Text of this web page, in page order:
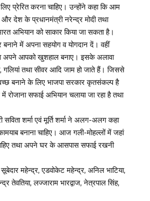
प्रेरित करना चाहिए। उन्होंने कहा कि आम
देश के प्रधानमंत्री नरेन्द्र मोदी तथा
अभियान को साकार किया जा सकता है।
में अपना सहयोग व योगदान दें। वहीं
अपने आपको खुशहाल बनाए। इसके अलावा
गलियां तथा सीवर आदि जाम हो जाते हैं। जिससे
बनाने के लिए भाजपा सरकार कृतसंकल्प है
सफाई अभियान चलाया जा रहा है तथा
सविता शर्मा एवं मूर्ति शर्मा ने अलग-अलग कहा
बनाना चाहिए। आज गली-मोहल्लों में जहां
तथा अपने घर के आसपास सफाई रखनी
महेन्द्र, एडवोकेट महेन्द्र, अनिल भाटिया,
तेवतिया, लज्जाराम भारद्वाज, नेत्रपाल सिंह,